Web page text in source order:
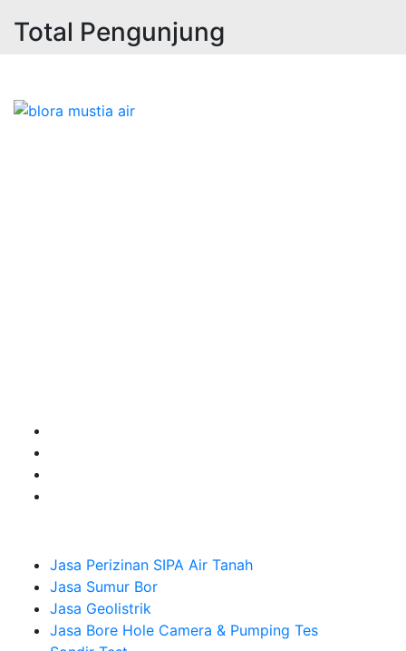
Total Pengunjung
Jasa Perizinan SIPA Air Tanah
Jasa Sumur Bor
Jasa Geolistrik
Jasa Bore Hole Camera & Pumping Tes